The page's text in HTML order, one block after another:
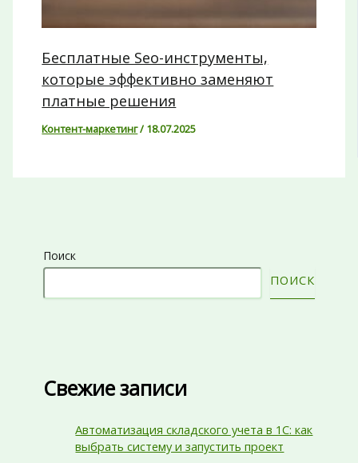
Бесплатные Seo-инструменты,
которые эффективно заменяют
платные решения
Контент-маркетинг/ 18.07.2025
Поиск
ПОИСК
Свежие записи
Автоматизация складского учета в 1С: как
выбрать систему и запустить проект